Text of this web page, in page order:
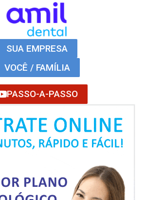
SUA EMPRESA
VOCÊ / FAMÍLIA
PASSO-A-PASSO